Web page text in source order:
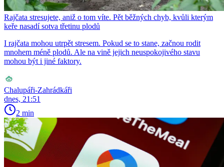
Rajčata stresujete, aniž o tom víte. Pět běžných chyb, kvůli kterým
keře nasadí sotva třetinu plodů
I rajčata mohou utrpět stresem. Pokud se to stane, začnou rodit
mnohem méně plodů. Ale na vině jejich neuspokojivého stavu
mohou být i jiné faktory.
Chalupáři-Zahrádkáři
dnes, 21:51
2 min